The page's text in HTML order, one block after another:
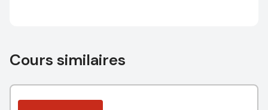
Cours similaires